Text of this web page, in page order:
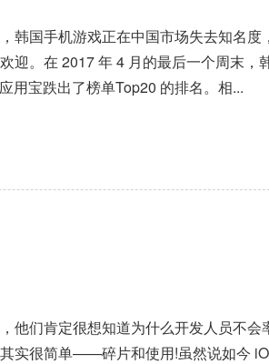
韩国手机游戏正在中国市场失去知名度
迎。在 2017 年 4 月的最后一个周末，
用宝跌出了榜单Top20 的排名。相...
他们肯定很想知道为什么开发人员不会
实很简单——碎片和使用!虽然说如今